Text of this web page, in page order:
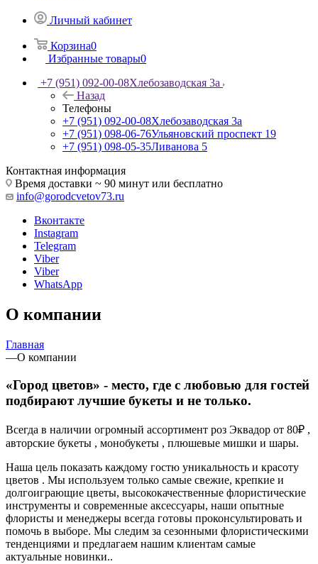
Личный кабинет
Корзина0
Избранные товары0
+7 (951) 092-00-08Хлебозаводская 3а
Назад
Телефоны
+7 (951) 092-00-08Хлебозаводская 3а
+7 (951) 098-06-76Ульяновский проспект 19
+7 (951) 098-05-35Ливанова 5
Контактная информация
Время доставки ~ 90 минут или бесплатно
info@gorodcvetov73.ru
Вконтакте
Instagram
Telegram
Viber
Viber
WhatsApp
О компании
Главная
—О компании
«Город цветов» - место, где с любовью для гостей
подбирают лучшие букеты и не только.
Всегда в наличии огромный ассортимент роз Эквадор от 80₽ ,
авторские букеты , монобукеты , плюшевые мишки и шары.
Наша цель показать каждому гостю уникальность и красоту
цветов . Мы используем только самые свежие, крепкие и
долгоиграющие цветы, высококачественные флористические
инструменты и современные аксессуары, наши опытные
флористы и менеджеры всегда готовы проконсультировать и
помочь в выборе. Мы следим за сезонными флористическими
тенденциями и предлагаем нашим клиентам самые
актуальные новинки..